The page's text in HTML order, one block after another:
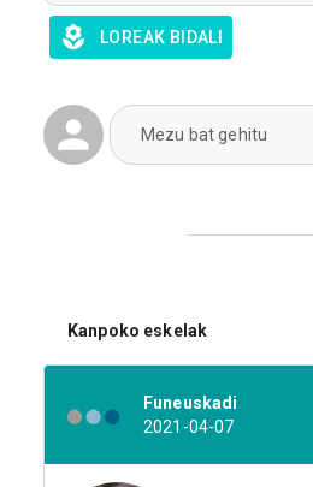
LOREAK BIDALI
Mezu bat gehitu
Kanpoko eskelak
Funeuskadi
2021-04-07